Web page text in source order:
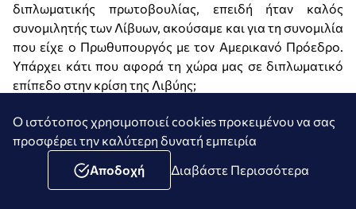
διπλωματικής πρωτοβουλίας, επειδή ήταν καλός
συνομιλητής των Λίβυων, ακούσαμε και για τη συνομιλία
που είχε ο Πρωθυπουργός με τον Αμερικανό Πρόεδρο.
Υπάρχει κάτι που αφορά τη χώρα μας σε διπλωματικό
επίπεδο στην κρίση της Λιβύης;
Δ. ΔΡΟΥΤΣΑΣ: Είμαι ο τελευταίος ο οποίος βασίζεται
σε πρωτοσέλιδα.
Τ. ΣΠΗΛΙΟΠΟΥΛΟΣ
: Προφανώς ξέρετε, εμείς
Ο ιστότοπος χρησιμοποιεί cookies προκειμένου να σας
προσφέρει την καλύτερη δυνατή εμπειρία
Αποδοχή
Διαβάστε Περισσότερα